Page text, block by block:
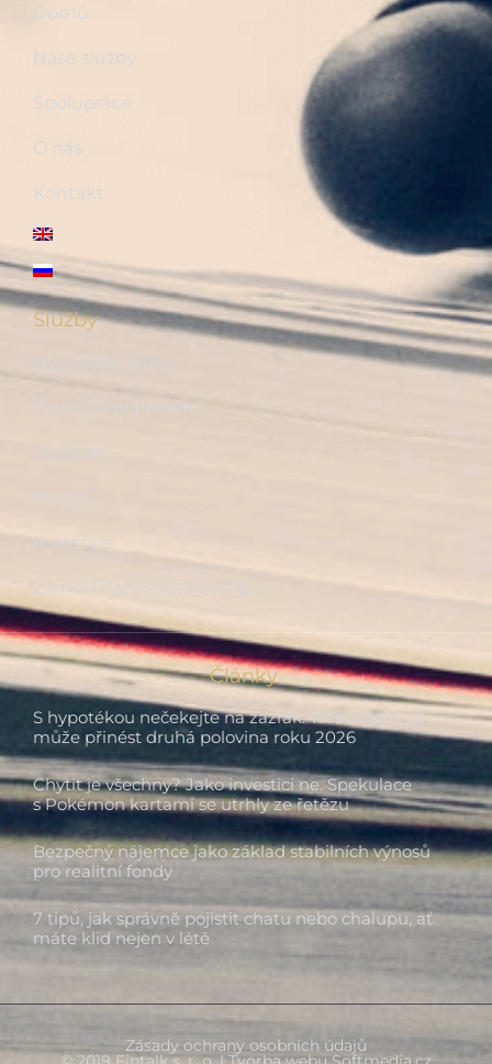
Domů
Naše služby
Spolupráce
O nás
Kontakt
Služby
Finanční plánování
Investice
Zaměstnanecké benefity
Články
S hypotékou nečekejte na zázrak. Tři scénáře, co
může přinést druhá polovina roku 2026
Chytit je všechny? Jako investici ne. Spekulace
s Pokémon kartami se utrhly ze řetězu
Bezpečný nájemce jako základ stabilních výnosů
pro realitní fondy
7 tipů, jak správně pojistit chatu nebo chalupu, ať
máte klid nejen v létě
Zásady ochrany osobních údajů